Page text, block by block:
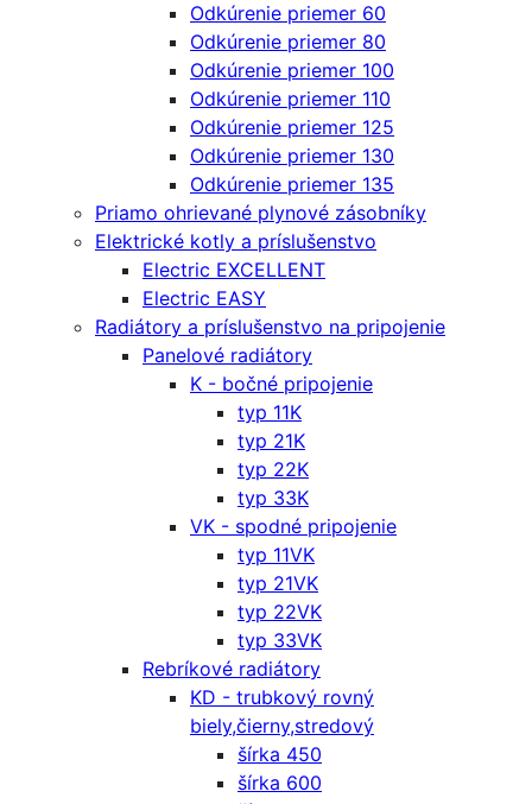
Odkúrenie priemer 60
Odkúrenie priemer 80
Odkúrenie priemer 100
Odkúrenie priemer 110
Odkúrenie priemer 125
Odkúrenie priemer 130
Odkúrenie priemer 135
Priamo ohrievané plynové zásobníky
Elektrické kotly a príslušenstvo
Electric EXCELLENT
Electric EASY
Radiátory a príslušenstvo na pripojenie
Panelové radiátory
K - bočné pripojenie
typ 11K
typ 21K
typ 22K
typ 33K
VK - spodné pripojenie
typ 11VK
typ 21VK
typ 22VK
typ 33VK
Rebríkové radiátory
KD - trubkový rovný
biely,čierny,stredový
šírka 450
šírka 600